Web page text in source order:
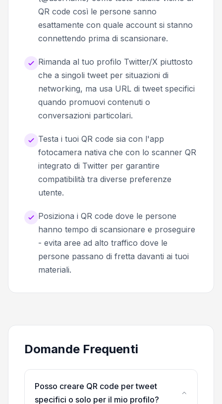
QR code così le persone sanno
esattamente con quale account si stanno
connettendo prima di scansionare.
Rimanda al tuo profilo Twitter/X piuttosto
che a singoli tweet per situazioni di
networking, ma usa URL di tweet specifici
quando promuovi contenuti o
conversazioni particolari.
Testa i tuoi QR code sia con l'app
fotocamera nativa che con lo scanner QR
integrato di Twitter per garantire
compatibilità tra diverse preferenze
utente.
Posiziona i QR code dove le persone
hanno tempo di scansionare e proseguire
- evita aree ad alto traffico dove le
persone passano di fretta davanti ai tuoi
materiali.
Domande Frequenti
Posso creare QR code per tweet
specifici o solo per il mio profilo?